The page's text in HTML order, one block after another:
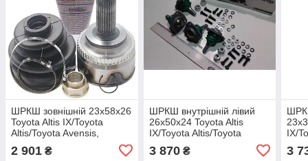
ШРКШ зовнішній 23x58x26
Toyota Altis IX/Toyota
Altis/Toyota Avensis,
FEBEST (0110ZZE120A48)
2 901 ₴
ШРКШ внутрішній лівий
26x50x24 Toyota Altis
IX/Toyota Altis/Toyota
(0111AZT250LH)
3 870₴
IX/
3